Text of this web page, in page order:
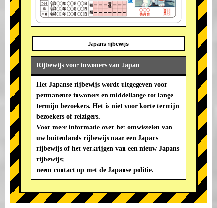
Japans rijbewijs
Rijbewijs voor inwoners van Japan
Het Japanse rijbewijs wordt uitgegeven voor
permanente inwoners en middellange tot lange
termijn bezoekers. Het is niet voor korte termijn
bezoekers of reizigers.
Voor meer informatie over het omwisselen van
uw buitenlands rijbewijs naar een Japans
rijbewijs of het verkrijgen van een nieuw Japans
rijbewijs;
neem contact op met de Japanse politie.